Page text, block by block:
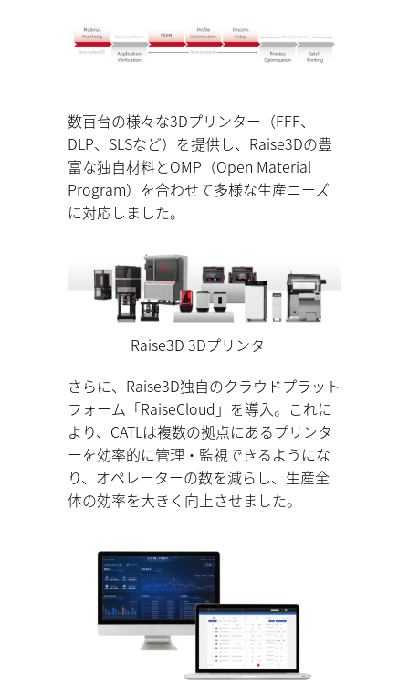
数百台の様々な3Dプリンター（FFF、
DLP、SLSなど）を提供し、Raise3Dの豊
富な独自材料とOMP（Open Material
Program）を合わせて多様な生産ニーズ
に対応しました。
Raise3D 3Dプリンター
さらに、Raise3D独自のクラウドプラット
フォーム「RaiseCloud」を導入。これに
より、CATLは複数の拠点にあるプリンタ
ーを効率的に管理・監視できるようにな
り、オペレーターの数を減らし、生産全
体の効率を大きく向上させました。